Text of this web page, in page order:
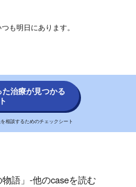
も明日にあります。
治療が見つかる
相談するためのチェックシート
物語」-他のcaseを読む